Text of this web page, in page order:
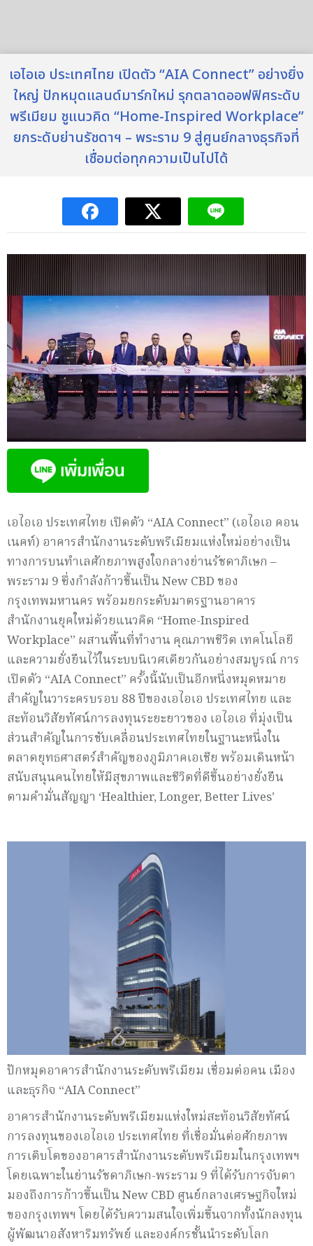
เอไอเอ ประเทศไทย เปิดตัว “AIA Connect” อย่างยิ่ง
ใหญ่ ปักหมุดแลนด์มาร์กใหม่ รุกตลาดออฟฟิศระดับ
พรีเมียม ชูแนวคิด “Home-Inspired Workplace”
ยกระดับย่านรัชดาฯ – พระราม 9 สู่ศูนย์กลางธุรกิจที่
เชื่อมต่อทุกความเป็นไปได้
เอไอเอ ประเทศไทย เปิดตัว “AIA Connect” (เอไอเอ คอน
เนคท์) อาคารสำนักงานระดับพรีเมียมแห่งใหม่อย่างเป็น
ทางการบนทำเลศักยภาพสูงใจกลางย่านรัชดาภิเษก –
พระราม 9 ซึ่งกำลังก้าวขึ้นเป็น New CBD ของ
กรุงเทพมหานคร พร้อมยกระดับมาตรฐานอาคาร
สำนักงานยุคใหม่ด้วยแนวคิด “Home-Inspired
Workplace” ผสานพื้นที่ทำงาน คุณภาพชีวิต เทคโนโลยี
และความยั่งยืนไว้ในระบบนิเวศเดียวกันอย่างสมบูรณ์ การ
เปิดตัว “AIA Connect” ครั้งนี้นับเป็นอีกหนึ่งหมุดหมาย
สำคัญในวาระครบรอบ 88 ปีของเอไอเอ ประเทศไทย และ
สะท้อนวิสัยทัศน์การลงทุนระยะยาวของ เอไอเอ ที่มุ่งเป็น
ส่วนสำคัญในการขับเคลื่อนประเทศไทยในฐานะหนึ่งใน
ตลาดยุทธศาสตร์สำคัญของภูมิภาคเอเชีย พร้อมเดินหน้า
สนับสนุนคนไทยให้มีสุขภาพและชีวิตที่ดีขึ้นอย่างยั่งยืน
ตามคำมั่นสัญญา ‘Healthier, Longer, Better Lives’
ปักหมุดอาคารสำนักงานระดับพรีเมียม เชื่อมต่อคน เมือง
และธุรกิจ “AIA Connect”
อาคารสำนักงานระดับพรีเมียมแห่งใหม่สะท้อนวิสัยทัศน์
การลงทุนของเอไอเอ ประเทศไทย ที่เชื่อมั่นต่อศักยภาพ
การเติบโตของอาคารสำนักงานระดับพรีเมียมในกรุงเทพฯ
โดยเฉพาะในย่านรัชดาภิเษก-พระราม 9 ที่ได้รับการจับตา
มองถึงการก้าวขึ้นเป็น New CBD ศูนย์กลางเศรษฐกิจใหม่
ของกรุงเทพฯ โดยได้รับความสนใจเพิ่มขึ้นจากทั้งนักลงทุน
ผู้พัฒนาอสังหาริมทรัพย์ และองค์กรชั้นนำระดับโลก